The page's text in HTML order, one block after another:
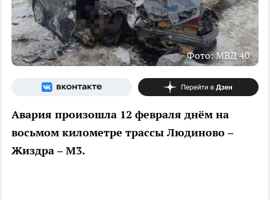
Фото: МВД 40
Авария произошла 12 февраля днём на
восьмом километре трассы Людиново –
Жиздра – М3.